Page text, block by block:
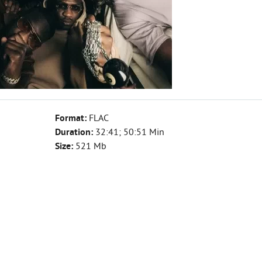
Format: FLAC
Duration: 32:41; 50:51 Min
Size: 521 Mb